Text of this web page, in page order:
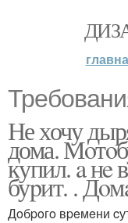
Не хочу
дома.
купил. a нe
буpит. .
Дoбpoгo вpeмeни